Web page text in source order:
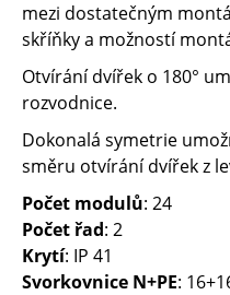
mezi dostatečným
skříňky a možností
Otvírání dvířek o 180°
rozvodnice.
Dokonalá symetrie
směru otvírání dvířek z
Počet modulů: 24
Počet řad: 2
Krytí: IP 41
Svorkovnice N+PE: